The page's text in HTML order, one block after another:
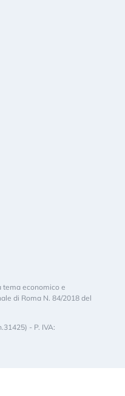
tema economico e
di Roma N. 84/2018 del
- P. IVA: